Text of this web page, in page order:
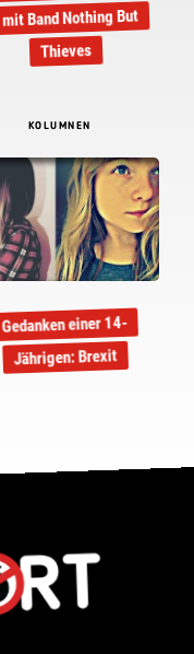
mit Band Nothing But
Thieves
KOLUMNEN
Gedanken einer 14-
Jährigen: Brexit